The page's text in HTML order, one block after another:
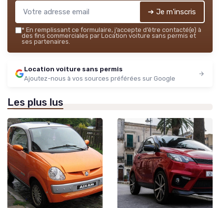
➔ Je m'inscris
* En remplissant ce formulaire, j’accepte d’être contacté(e) à
des fins commerciales par Location voiture sans permis et
ses partenaires.
Location voiture sans permis
Ajoutez-nous à vos sources préférées sur Google
Les plus lus